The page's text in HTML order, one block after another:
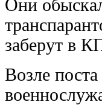
Они
заберут в
Возле